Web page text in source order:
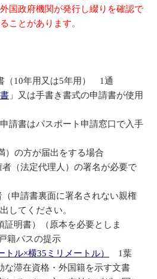
国政府機関が発行し綴りを確認で
ことがあります。
（10年用又は5年用） 1通
」又は手書き書式の申請書が使用
書はパスポート申請窓口で入手
）の方が届出をする場合
法定代理人）の署名が必要で
請書裏面に署名されない親権
してください。
証明書）（原本を必要としま
パスの提示
ル×横35ミリメートル）
1葉
な滞在資格・外国籍を示す文書